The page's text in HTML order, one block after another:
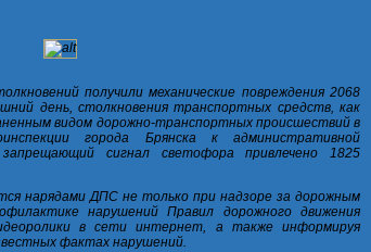
получили механические повреждения 2068
день, столкновения транспортных средств, как
видом дорожно-транспортных происшествий в
города Брянска к административной
сигнал светофора привлечено 1825
нарядами ДПС не только при надзоре за дорожным
нарушений Правил дорожного движения
в сети интернет, а также информируя
фактах нарушений.